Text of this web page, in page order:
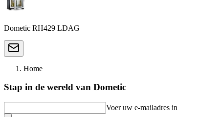
Dometic RH429 LDAG
Home
Stap in de wereld van Dometic
Voer uw e-mailadres in